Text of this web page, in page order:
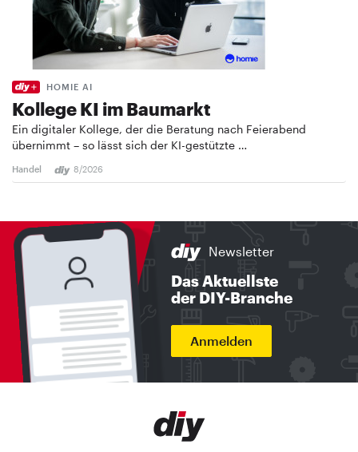
HOMIE AI
Kollege KI im Baumarkt
Ein digitaler Kollege, der die Beratung nach Feierabend
übernimmt – so lässt sich der KI-gestützte …
Handel 8/2026
Newsletter
Das Aktuellste
der DIY-Branche
Anmelden